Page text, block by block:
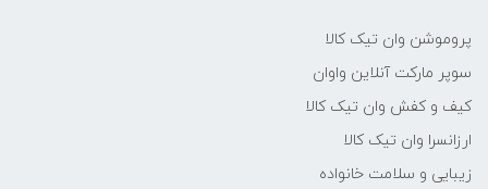
پروموشن وان تیک کالا
سوپر مارکت آنلاین واوان
کیف و کفش وان تیک کالا
ارزانسرا وان تیک کالا
زیبایی و سلامت خانواده